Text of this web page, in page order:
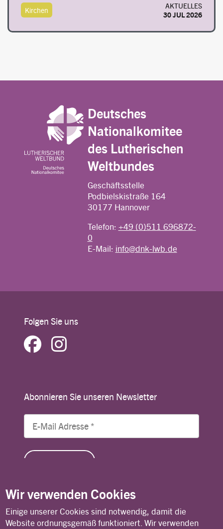
Kirchen
AKTUELLES
30 JUL 2026
Deutsches
Nationalkomitee
des Lutherischen
Weltbundes
Geschäftsstelle
Podbielskistraße 164
30177 Hannover
Telefon: +49 (0)511 696872-
0
E-Mail: info@dnk-lwb.de
Folgen Sie uns
Abonnieren Sie unseren Newsletter
© Copyright 2026 Lutheran World Federation
Wir verwenden Cookies
Einige unserer Cookies sind notwendig, damit die
Website ordnungsgemäß funktioniert. Wir verwenden